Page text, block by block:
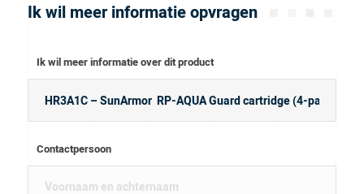
Ik wil meer informatie opvragen
Ik wil meer informatie over dit product
Contactpersoon